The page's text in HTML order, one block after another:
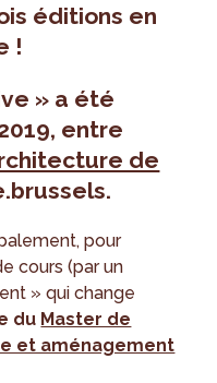
éditions en
!
» a été
entre
de
pour
cours (par un
» qui change
du Master de
et aménagement